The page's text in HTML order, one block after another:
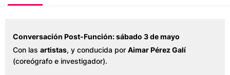
Conversación Post-Función: sábado 3 de mayo
Con las artistas, y conducida por Aimar Pérez Galí
(coreógrafo e investigador).